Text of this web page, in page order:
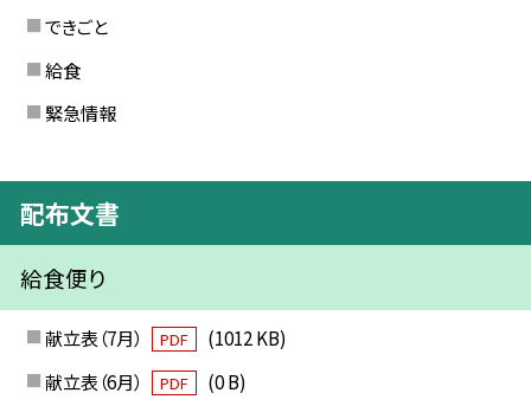
できごと
給食
緊急情報
配布文書
給食便り
献立表（7月） PDF
(1012 KB)
献立表（6月）
PDF (0 B)